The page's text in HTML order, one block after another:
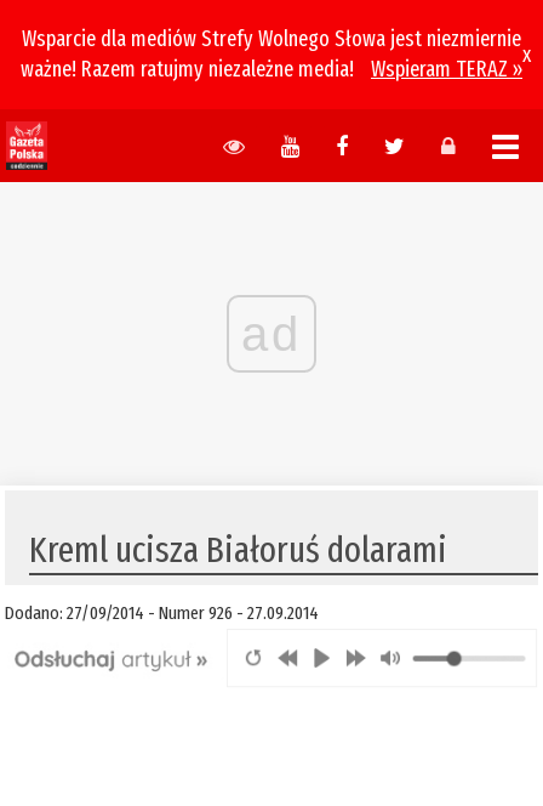
Wsparcie dla mediów Strefy Wolnego Słowa jest niezmiernie
ważne! Razem ratujmy niezależne media!
Wspieram TERAZ »
x
ad
Kreml ucisza Białoruś dolarami
Dodano: 27/09/2014 - Numer 926 - 27.09.2014